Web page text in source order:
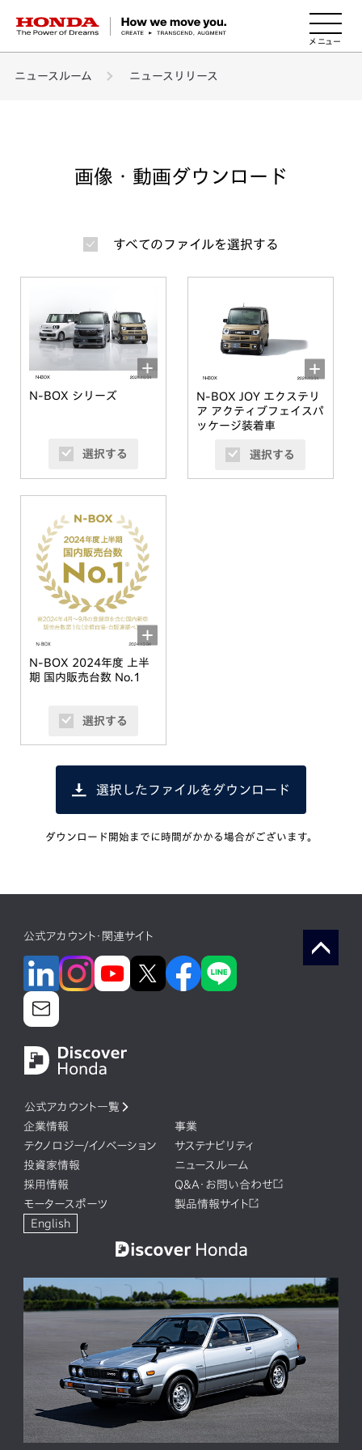
HONDA The Power of Dreams
ニュースルーム ニュースリリース
画像・動画ダウンロード
すべてのファイルを選択する
N-BOX シリーズ
選択する
N-BOX JOY エクステリ
ア アクティブフェイスパ
ッケージ装着車
選択する
N-BOX 2024年度 上半
期 国内販売台数 No.1
選択する
選択したファイルをダウンロード
ダウンロード開始までに時間がかかる場合がございます。
公式アカウント・関連サイト
公式アカウント一覧
企業情報
事業
テクノロジー/イノベーション
サステナビリティ
投資家情報
ニュースルーム
採用情報
Q&A・お問い合わせ
モータースポーツ
製品情報サイト
English